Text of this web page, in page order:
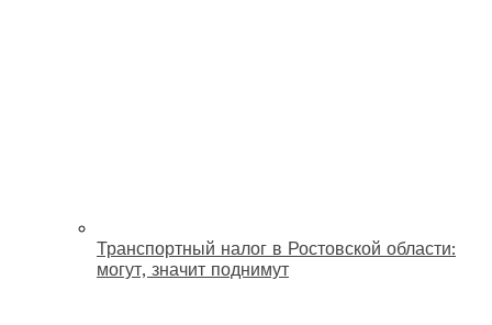
Транспортный налог в Ростовской области:
могут, значит поднимут